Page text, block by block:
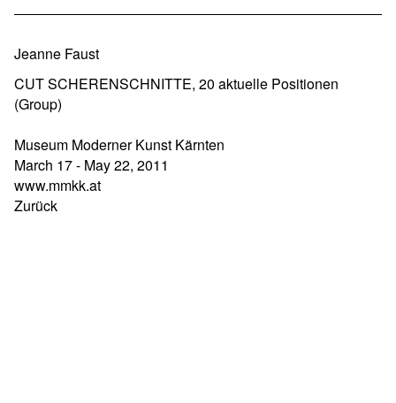
Jeanne Faust
CUT SCHERENSCHNITTE, 20 aktuelle Positionen
(Group)
Museum Moderner Kunst Kärnten
March 17 - May 22, 2011
www.mmkk.at
Zurück